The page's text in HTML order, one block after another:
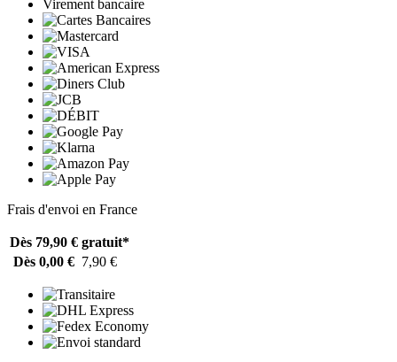
Virement bancaire
Frais d'envoi en France
Dès 79,90 € gratuit*
Dès 0,00 € 7,90 €